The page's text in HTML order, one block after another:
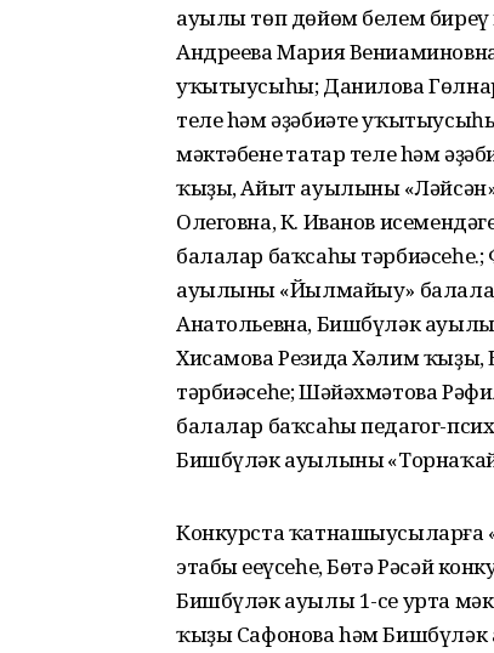
ауылы төп дөйөм белем
Андреева Мария
уҡытыусыһы; Данилова
теле hәм әҙәбиәте
мәктәбенең татар теле hәм
ҡыҙы, Айыт ауылының
Олеговна, К. Иванов
балалар баҡсаһы
ауылының «Йылмайыу»
Анатольевна, Бишбүләк
Хисамова Резида Хәлим
тәрбиәсеһе; Шәйәхмәтова
балалар баҡсаһы педагог-
Бишбүләк ауылының
Конкурста ҡатнашыусыларға
этабы еңеүсеһе, Бөтә Рәсәй
Бишбүләк ауылы 1-се урта
ҡыҙы Сафонова hәм Бишбүләк